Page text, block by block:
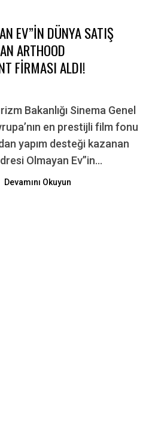
EV”İN DÜNYA SATIŞ
ARTHOOD
FİRMASI ALDI!
Bakanlığı Sinema Genel
en prestijli film fonu
yapım desteği kazanan
Olmayan Ev”in…
Devamını Okuyun